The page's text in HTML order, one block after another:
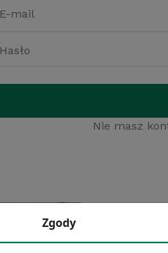
E-mail
Hasło
Nie masz
Zgody